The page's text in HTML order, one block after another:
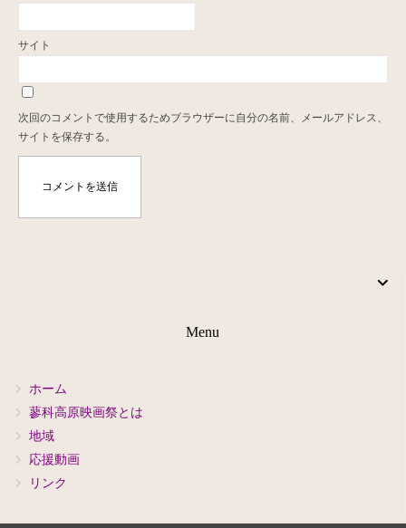
サイト
次回のコメントで使用するためブラウザーに自分の名前、メールアドレス、
サイトを保存する。
Menu
ホーム
蓼科高原映画祭とは
地域
応援動画
リンク